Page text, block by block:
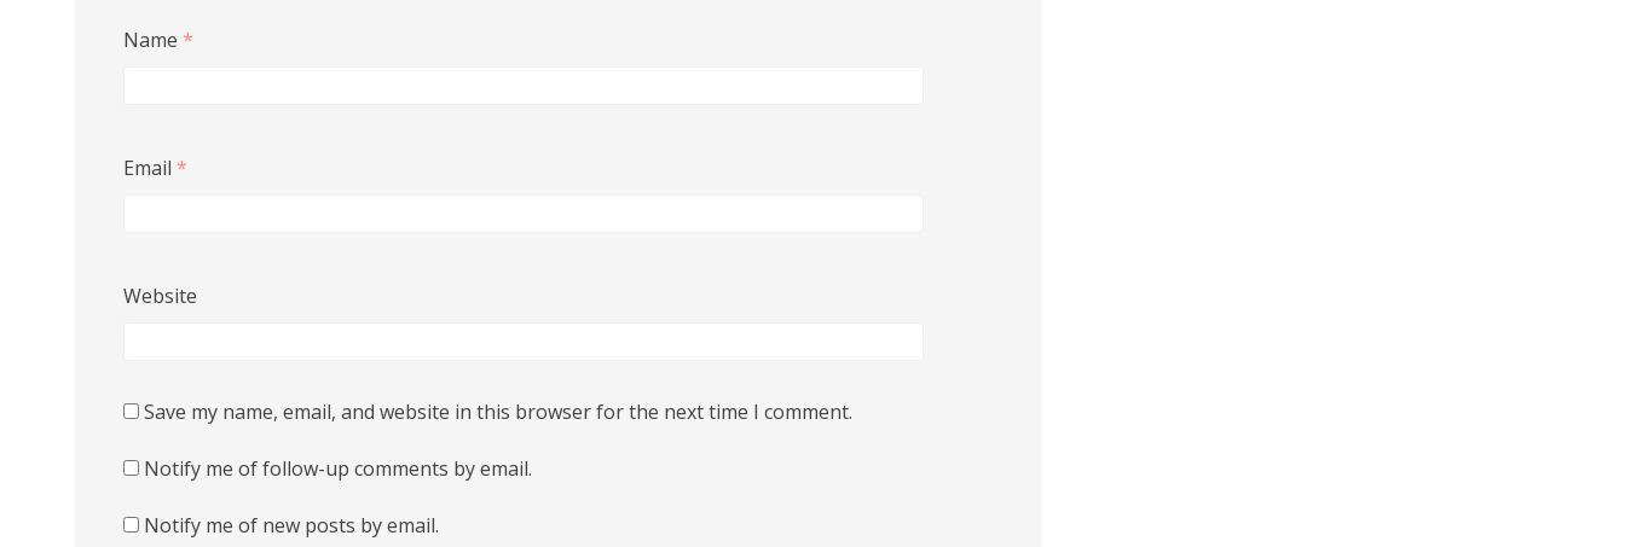
Name *
Email *
Website
Save my name, email, and website in this browser for the next time I comment.
Notify me of follow-up comments by email.
Notify me of new posts by email.